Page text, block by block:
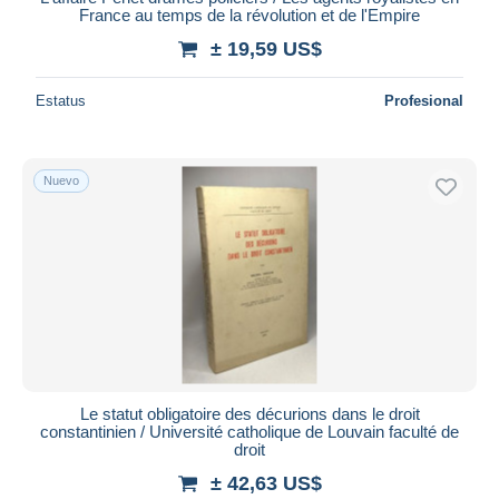
France au temps de la révolution et de l'Empire
± 19,59 US$
Estatus Profesional
Nuevo
Le statut obligatoire des décurions dans le droit
constantinien / Université catholique de Louvain faculté de
droit
± 42,63 US$